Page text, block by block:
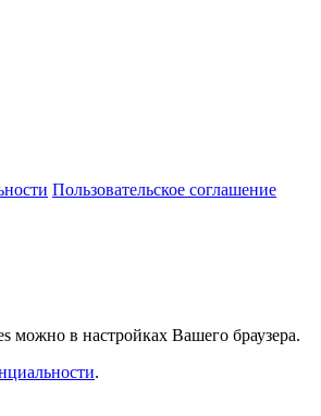
Пользовательское соглашение
можно в настройках Вашего браузера.
.